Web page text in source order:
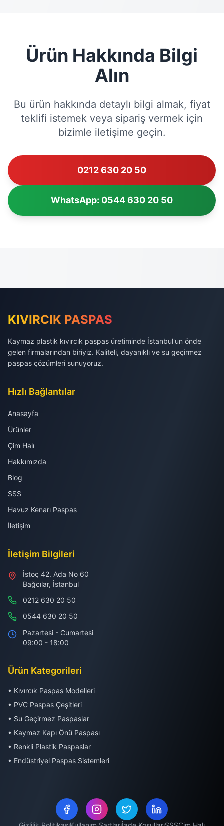
Ürün Hakkında Bilgi
Alın
Bu ürün hakkında detaylı bilgi almak, fiyat
teklifi istemek veya sipariş vermek için
bizimle iletişime geçin.
0212 630 20 50
WhatsApp: 0544 630 20 50
KIVIRCIK PASPAS
Kaymaz plastik kıvırcık paspas üretiminde İstanbul'un önde
gelen firmalarından biriyiz. Kaliteli, dayanıklı ve su geçirmez
paspas çözümleri sunuyoruz.
Hızlı Bağlantılar
Anasayfa
Ürünler
Çim Halı
Hakkımızda
Blog
SSS
Havuz Kenarı Paspas
İletişim
İletişim Bilgileri
İstoç 42. Ada No 60
Bağcılar, İstanbul
0212 630 20 50
0544 630 20 50
Pazartesi - Cumartesi
09:00 - 18:00
Ürün Kategorileri
• Kıvırcık Paspas Modelleri
• PVC Paspas Çeşitleri
• Su Geçirmez Paspaslar
• Kaymaz Kapı Önü Paspası
• Renkli Plastik Paspaslar
• Endüstriyel Paspas Sistemleri